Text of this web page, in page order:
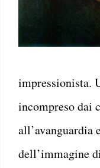
impressionista.
incompreso dai
all’avanguardia
dell’immagine